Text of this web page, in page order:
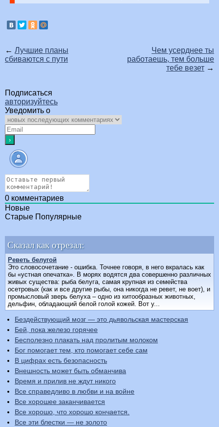
← Лучшие планы
сбиваются с пути
Чем усерднее ты
работаешь, тем больше
тебе везет →
Подписаться
авторизуйтесь
Уведомить о
0 комментариев
Новые
Старые Популярные
Сказал как отрезал:
Реветь белугой
Это словосочетание - ошибка. Точнее говоря, в него вкралась как
бы «устная опечатка». В морях водятся два совершенно различных
живых существа: рыба белуга, самая крупная из семейства
осетровых (как и все другие рыбы, она никогда не ревет, не воет), и
промысловый зверь белуха – одно из китообразных животных,
дельфин, обладающий белой голой кожей. Вот у...
Бездействующий мозг — это дьявольская мастерская
Бей, пока железо горячее
Бесполезно плакать над пролитым молоком
Бог помогает тем, кто помогает себе сам
В цифрах есть безопасность
Внешность может быть обманчива
Время и прилив не ждут никого
Все справедливо в любви и на войне
Все хорошее заканчивается
Все хорошо, что хорошо кончается.
Все эти блестки — не золото